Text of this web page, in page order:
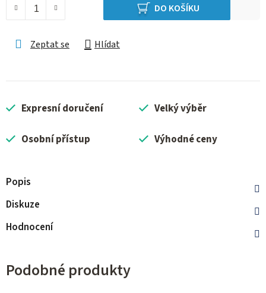
DO KOŠÍKU
Zeptat se Hlídat
Expresní doručení Velký výběr
Osobní přístup Výhodné ceny
Popis
Diskuze
Hodnocení
Podobné produkty